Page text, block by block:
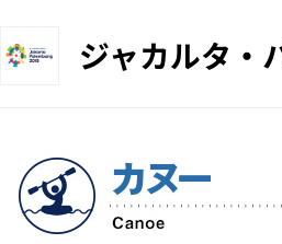
ジャカルタ・